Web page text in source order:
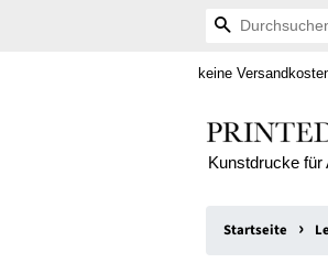
Suchen
keine
Kunstdrucke
Startseite ›